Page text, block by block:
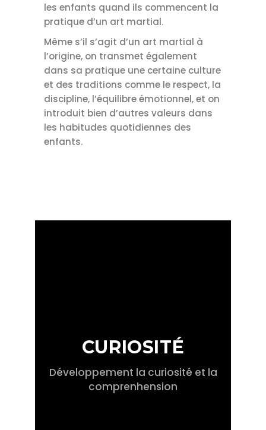
les enfants quand ils commencent la
pratique d’un art martial.
Même s’il s’agit d’un art martial à
l’origine, on transmet également
dans sa pratique une certaine culture
et des traditions comme le respect, la
discipline, l’équilibre émotionnel, et on
introduit bien d’autres valeurs dans
les habitudes quotidiennes des
enfants.
CURIOSITÉ
Développement la curiosité et la
comprenhension